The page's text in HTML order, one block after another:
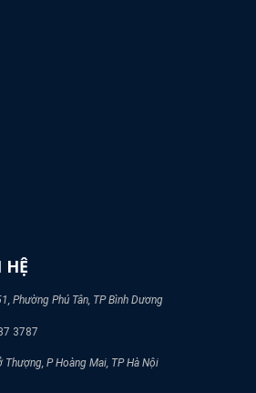
Phường Phú Tân, TP Bình Dương
3787
P Hoàng Mai, TP Hà Nội